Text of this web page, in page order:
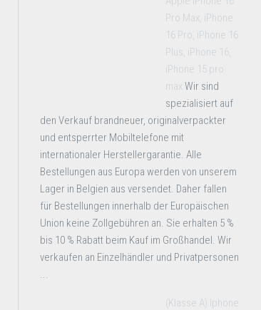
Pro Max, iPhone
16 Pro, iPhone 16
Plus, iPhone 16,
iPhone 15 pro
maxWir sind
spezialisiert auf
den Verkauf brandneuer, originalverpackter
und entsperrter Mobiltelefone mit
internationaler Herstellergarantie. Alle
Bestellungen aus Europa werden von unserem
Lager in Belgien aus versendet. Daher fallen
für Bestellungen innerhalb der Europäischen
Union keine Zollgebühren an. Sie erhalten 5 %
bis 10 % Rabatt beim Kauf im Großhandel. Wir
verkaufen an Einzelhändler und Privatpersonen
...
(Klasse A) Iphone